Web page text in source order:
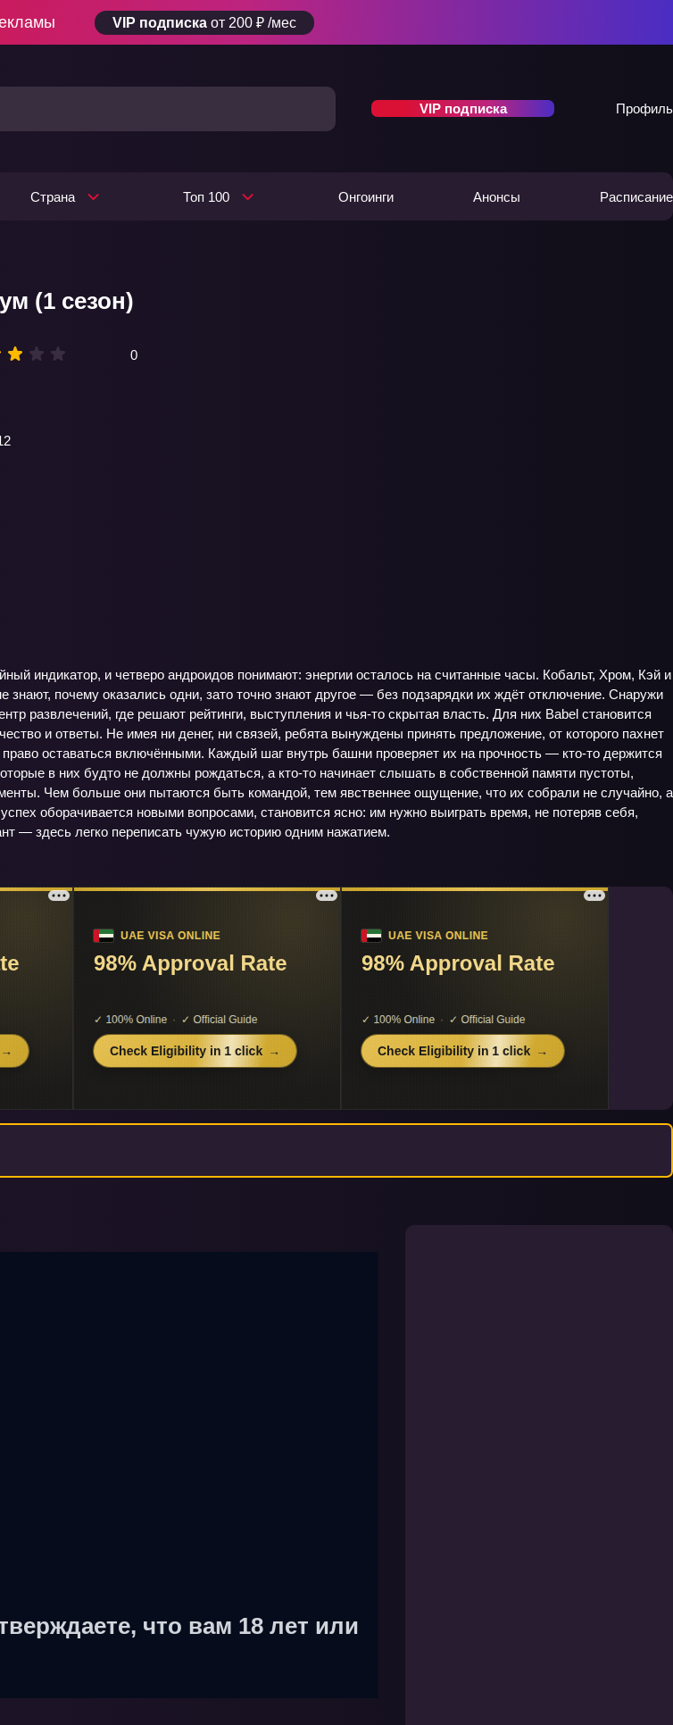
VIP подписка от 200 ₽ /мес
VIP подписка Профиль
Страна Топ 100 Онгоинги Анонсы Расписание
(1 сезон)
0
индикатор, и четверо андроидов понимают: энергии осталось на считанные часы. Кобальт, Хром, Кэй и
знают, почему оказались одни, зато точно знают другое — без подзарядки их ждёт отключение. Снаружи
развлечений, где решают рейтинги, выступления и чья-то скрытая власть. Для них Babel становится
и ответы. Не имея ни денег, ни связей, ребята вынуждены принять предложение, от которого пахнет
оставаться включёнными. Каждый шаг внутрь башни проверяет их на прочность — кто-то держится
в них будто не должны рождаться, а кто-то начинает слышать в собственной памяти пустоты,
Чем больше они пытаются быть командой, тем явственнее ощущение, что их собрали не случайно, а
оборачивается новыми вопросами, становится ясно: им нужно выиграть время, не потеряв себя,
— здесь легко переписать чужую историю одним нажатием.
что вам 18 лет или